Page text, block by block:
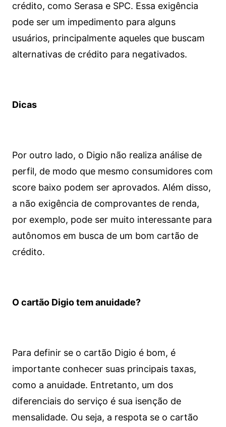
crédito, como Serasa e SPC. Essa exigência
pode ser um impedimento para alguns
usuários, principalmente aqueles que buscam
alternativas de crédito para negativados.
Dicas
Por outro lado, o Digio não realiza análise de
perfil, de modo que mesmo consumidores com
score baixo podem ser aprovados. Além disso,
a não exigência de comprovantes de renda,
por exemplo, pode ser muito interessante para
autônomos em busca de um bom cartão de
crédito.
O cartão Digio tem anuidade?
Para definir se o cartão Digio é bom, é
importante conhecer suas principais taxas,
como a anuidade. Entretanto, um dos
diferenciais do serviço é sua isenção de
mensalidade. Ou seja, a respota se o cartão